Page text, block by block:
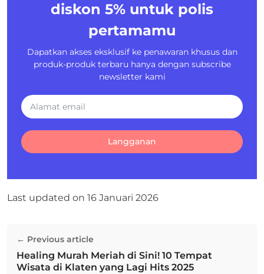
diskon 5% untuk polis
pertamamu
Dapatkan akses eksklusif ke penawaran khusus dan
produk-produk terbaru hanya dengan subscribe
newsletter kami
Langganan
Last updated on 16 Januari 2026
pos← Previous article
Previous post:
Healing Murah Meriah di Sini! 10 Tempat
Wisata di Klaten yang Lagi Hits 2025